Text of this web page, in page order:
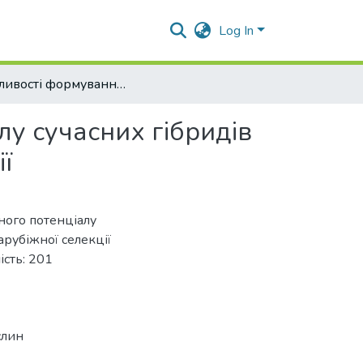
Log In
Особливості формування продуктивного потенціалу сучасних гібридів буряків цукрових вітчизняної та зарубіжної селекції
сучасних гібридів
потенціалу
селекції
201